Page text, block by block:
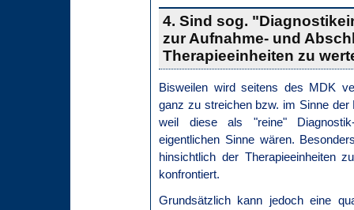
4. Sind sog.
zur Aufnahme- und
Therapieeinheiten zu
Bisweilen wird seitens des MDK
ganz zu streichen bzw. im Sinne der
weil diese als "reine"
eigentlichen Sinne wären.
hinsichtlich der Therapieeinheiten
konfrontiert.
Grundsätzlich kann jedoch eine